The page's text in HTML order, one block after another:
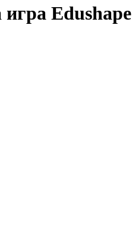
Edushape